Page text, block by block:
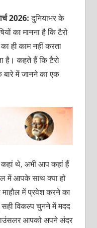
2026:दुनियाभर के
का मानना है कि टैरो
ही काम नहीं करता
है। कहते हैं कि टैरो
में जानने का एक
कहां थे, अभी आप कहां हैं
में आपके साथ क्‍या हो
में प्रवेश करने का
विकल्प चुनने में मदद
आपको अपने अंदर